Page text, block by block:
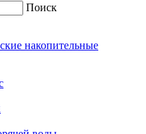
Поиск
накопительные